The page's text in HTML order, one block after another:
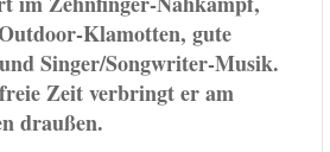
Klamotten, gute
Singer/Songwriter-Musik.
Zeit verbringt er am
draußen.